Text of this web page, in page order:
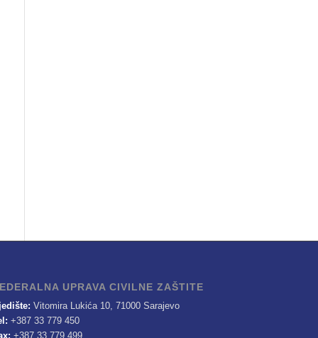
UPRAVA CIVILNE ZAŠTITE
Vitomira Lukića 10, 71000 Sarajevo
+387 33 779 450
+387 33 779 499